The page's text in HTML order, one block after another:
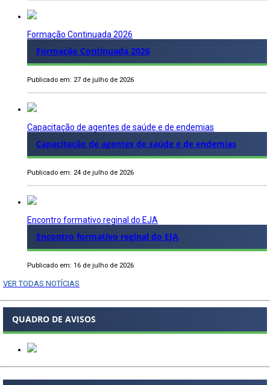
Formação Continuada 2026
Formação Continuada 2026
Publicado em: 27 de julho de 2026
Capacitação de agentes de saúde e de endemias
Capacitação de agentes de saúde e de endemias
Publicado em: 24 de julho de 2026
Encontro formativo reginal do EJA
Encontro formativo reginal do EJA
Publicado em: 16 de julho de 2026
VER TODAS NOTÍCIAS
QUADRO DE AVISOS